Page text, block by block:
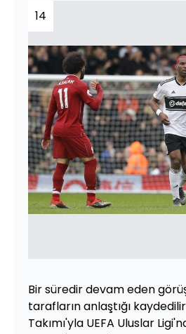
14
Bir süredir devam eden
tarafların anlaştığı
Takımı'yla UEFA Uluslar